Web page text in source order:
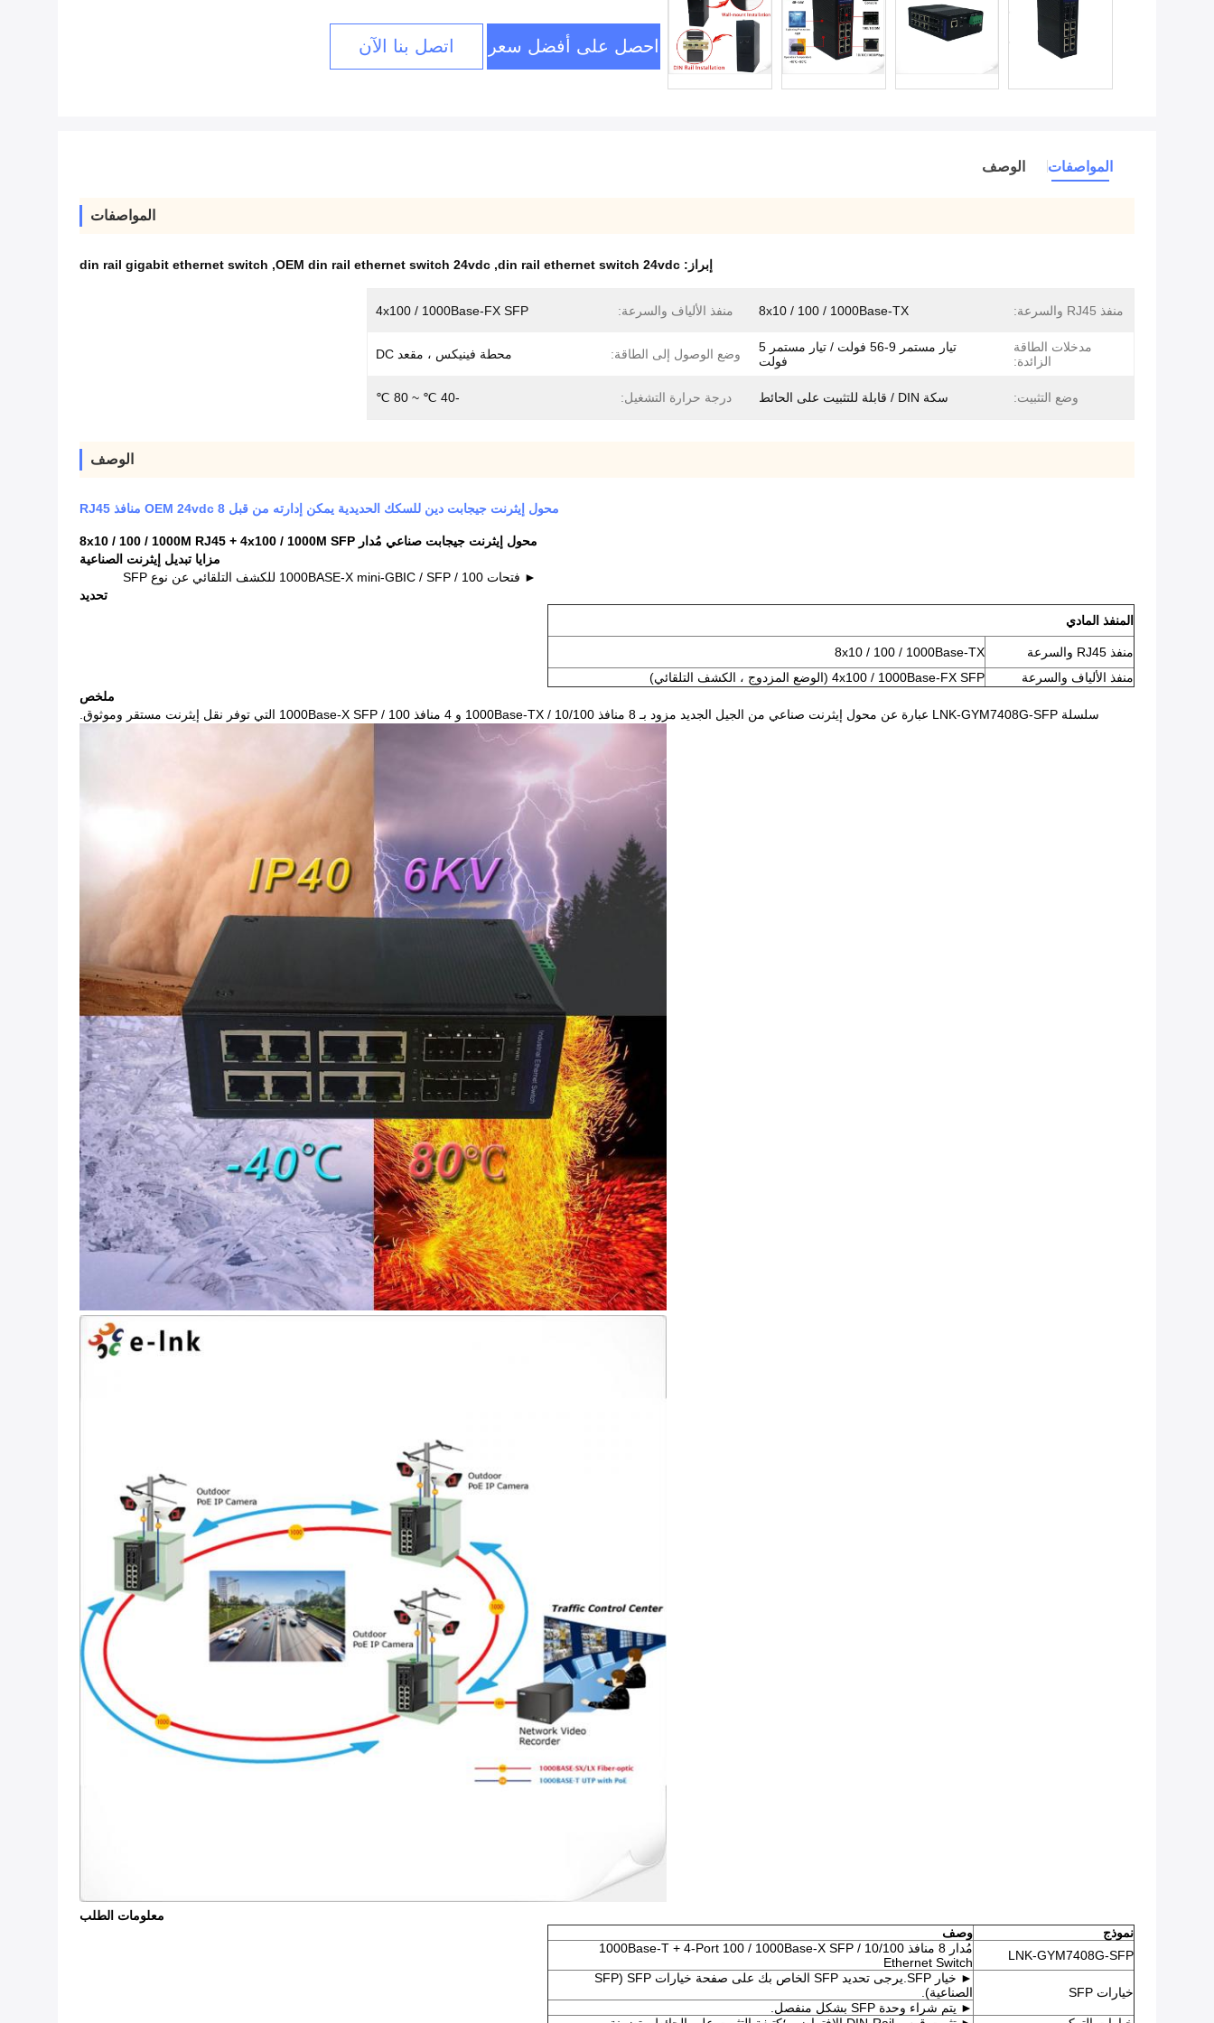
احصل على أفضل سعر اتصل بنا الآن
المواصفات الوصف
المواصفات
إبراز: din rail ethernet switch 24vdc
,
OEM din rail ethernet switch 24vdc
,
din rail gigabit ethernet switch
منفذ RJ45 والسرعة: 8x10 / 100 / 1000Base-TX منفذ الألياف والسرعة: 4x100 / 1000Base-FX SFP
مدخلات الطاقة
الزائدة:
تيار مستمر 9-56 فولت / تيار مستمر 5
فولت
وضع الوصول إلى الطاقة: محطة فينيكس ، مقعد DC
وضع التثبيت: سكة DIN / قابلة للتثبيت على الحائط درجة حرارة التشغيل: -40 ℃ ~ 80 ℃
الوصف
محول إيثرنت جيجابت دين للسكك الحديدية يمكن إدارته من قبل OEM 24vdc 8 منافذ RJ45
محول إيثرنت جيجابت صناعي مُدار 8x10 / 100 / 1000M RJ45 + 4x100 / 1000M SFP
مزايا تبديل إيثرنت الصناعية
► فتحات 100 / 1000BASE-X mini-GBIC / SFP للكشف التلقائي عن نوع SFP
تحديد
المنفذ المادي
منفذ RJ45 والسرعة
8x10 / 100 / 1000Base-TX
منفذ الألياف والسرعة
4x100 / 1000Base-FX SFP (الوضع المزدوج ، الكشف التلقائي)
ملخص
سلسلة LNK-GYM7408G-SFP عبارة عن محول إيثرنت صناعي من الجيل الجديد مزود بـ 8 منافذ 10/100 / 1000Base-TX و 4 منافذ 100 / 1000Base-X SFP التي توفر نقل إيثرنت مستقر وموثوق.
معلومات الطلب
نموذج
وصف
LNK-GYM7408G-SFP
مُدار 8 منافذ 10/100 / 1000Base-T + 4-Port 100 / 1000Base-X SFP
Ethernet Switch
خيارات SFP
► خيار SFP.يرجى تحديد SFP الخاص بك على صفحة خيارات SFP (SFP
الصناعية).
► يتم شراء وحدة SFP بشكل منفصل.